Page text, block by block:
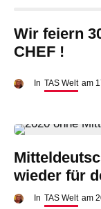
Wir feiern
CHEF !
In TAS Welt am
wieder für
In TAS Welt am